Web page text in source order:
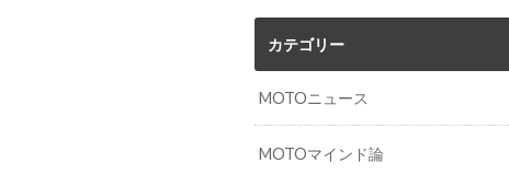
カテゴリー
MOTOニュース
MOTOマインド論